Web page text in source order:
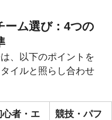
ーム選び：4つの
、以下のポイントを
イルと照らし合わせ
心者・エ
競技・パフ